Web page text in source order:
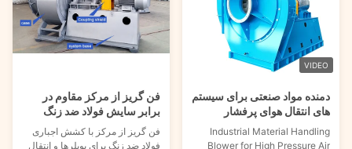
VIDEO
دمنده مواد صنعتی برای سیستم
های انتقال هوای پرفشار
Industrial Material Handling
Blower for High Pressure Air
فن گریز از مرکز مقاوم در
برابر سایش فولاد ضد زنگ
برای انتقال دیگ بخار و مواد
فن گریز از مرکز با کشش اجباری
فولاد ضد زنگ برای بویلرها و انتقال